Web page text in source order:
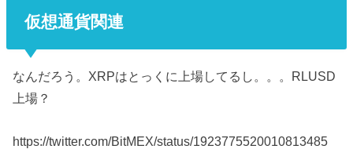
仮想通貨関連
なんだろう。XRPはとっくに上場してるし。。。RLUSD
上場？
https://twitter.com/BitMEX/status/1923775520010813485